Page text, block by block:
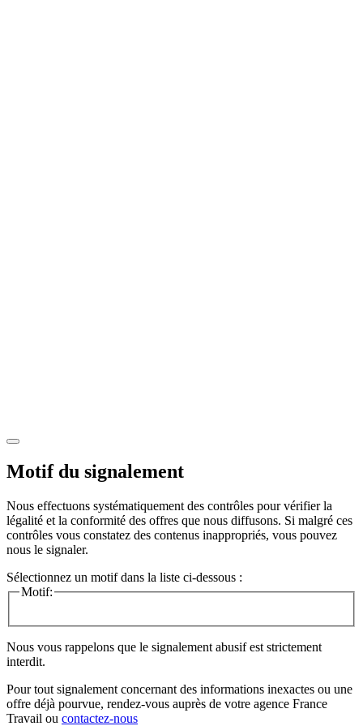
Motif du signalement
Nous effectuons systématiquement des contrôles pour vérifier la
légalité et la conformité des offres que nous diffusons. Si malgré ces
contrôles vous constatez des contenus inappropriés, vous pouvez
nous le signaler.
Sélectionnez un motif dans la liste ci-dessous :
Motif:
Nous vous rappelons que le signalement abusif est strictement
interdit.
Pour tout signalement concernant des informations inexactes ou une
offre déjà pourvue, rendez-vous auprès de votre agence France
Travail ou contactez-nous